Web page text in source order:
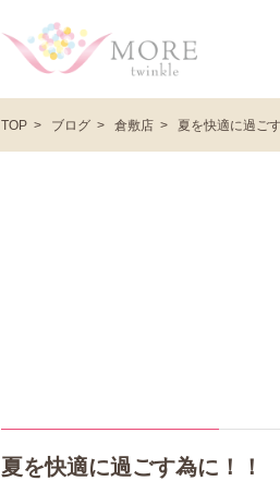
TOP ブログ 倉敷店 夏を快適に過ご
夏を快適に過ごす為に！！